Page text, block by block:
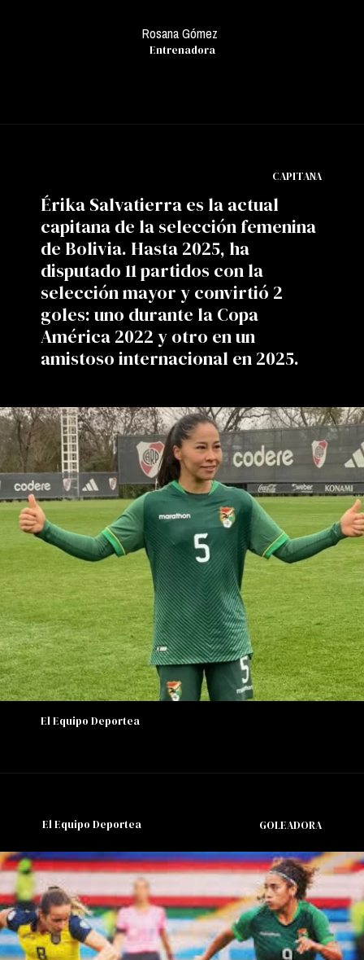
Rosana Gómez
Entrenadora
El Equipo Deportea
CAPITANA
Érika Salvatierra es la actual
capitana de la selección femenina
de Bolivia. Hasta 2025, ha
disputado 11 partidos con la
selección mayor y convirtió 2
goles: uno durante la Copa
América 2022 y otro en un
amistoso internacional en 2025.
El Equipo Deportea GOLEADORA